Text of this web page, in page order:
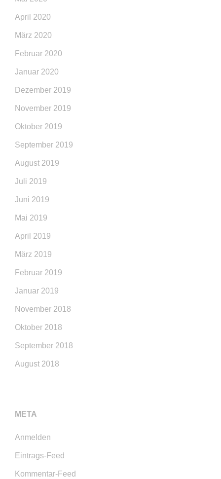
April 2020
März 2020
Februar 2020
Januar 2020
Dezember 2019
November 2019
Oktober 2019
September 2019
August 2019
Juli 2019
Juni 2019
Mai 2019
April 2019
März 2019
Februar 2019
Januar 2019
November 2018
Oktober 2018
September 2018
August 2018
META
Anmelden
Eintrags-Feed
Kommentar-Feed